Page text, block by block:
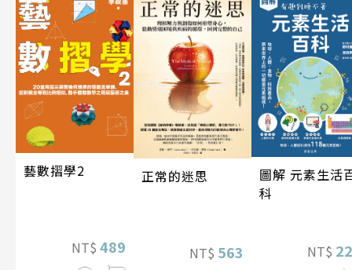
藝數摺學2
NT$ 489
正常的迷思
NT$ 563
圖解 元素生活
科
NT$